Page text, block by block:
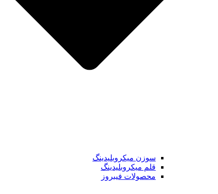
سوزن میکروبلیدینگ
قلم میکروبلیدینگ
محصولات فیبروز